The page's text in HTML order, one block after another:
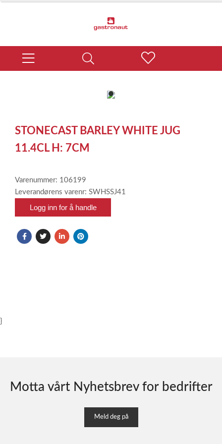
item
of
1
STONECAST BARLEY WHITE JUG
11.4CL H: 7CM
Varenummer: 106199
Leverandørens varenr: SWHSSJ41
Logg inn for å handle
}
Motta vårt Nyhetsbrev for bedrifter
Meld deg på